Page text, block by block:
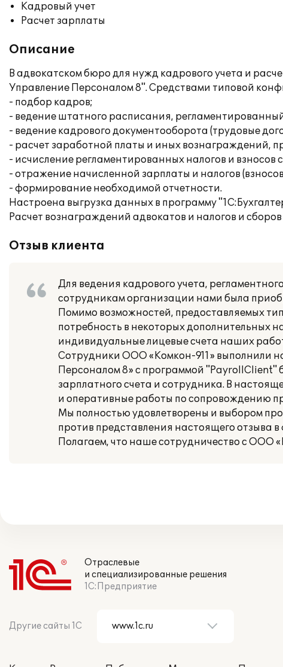
Кадровый учет
Расчет зарплаты
Описание
В адвокатском бюро для нужд кадрового учета и
Управление Персоналом 8". Средствами типовой
- подбор кадров;
- ведение штатного расписания,
- ведение кадрового документооборота (трудовые
- расчет заработной платы и иных вознаграждений,
- исчисление регламентированных налогов и взносов
- отражение начисленной зарплаты и налогов
- формирование необходимой отчетности.
Настроена выгрузка данных в программу
Расчет вознаграждений адвокатов и налогов и
Отзыв клиента
Для ведения кадрового учета,
сотрудникам организации нами была
Помимо возможностей, предоставляемых
потребность в некоторых дополнительных
индивидуальные лицевые счета наших
Сотрудники ООО «Комкон-911» выполнили
Персоналом 8» с программой
зарплатного счета и сотрудника. В
и оперативные работы по сопровождению
Мы полностью удовлетворены и выбором
против представления настоящего отзыва в
Полагаем, что наше сотрудничество с ООО
Отраслевые
и специализированные решения
1С:Предприятие
Другие сайты 1С